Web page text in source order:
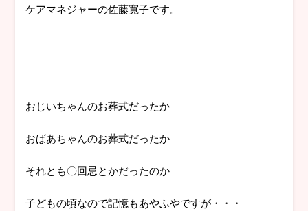
ケアマネジャーの佐藤寛子です。
おじいちゃんのお葬式だったか
おばあちゃんのお葬式だったか
それとも〇回忌とかだったのか
子どもの頃なので記憶もあやふやですが・・・